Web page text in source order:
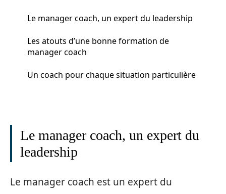
Le manager coach, un expert du leadership
Les atouts d’une bonne formation de
manager coach
Un coach pour chaque situation particulière
Le manager coach, un expert du
leadership
Le manager coach est un expert du